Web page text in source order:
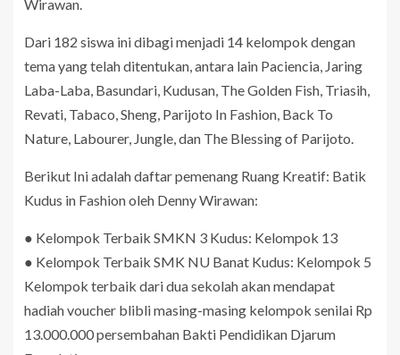
Wirawan.
Dari 182 siswa ini dibagi menjadi 14 kelompok dengan
tema yang telah ditentukan, antara lain Paciencia, Jaring
Laba-Laba, Basundari, Kudusan, The Golden Fish, Triasih,
Revati, Tabaco, Sheng, Parijoto In Fashion, Back To
Nature, Labourer, Jungle, dan The Blessing of Parijoto.
Berikut Ini adalah daftar pemenang Ruang Kreatif: Batik
Kudus in Fashion oleh Denny Wirawan:
● Kelompok Terbaik SMKN 3 Kudus: Kelompok 13
● Kelompok Terbaik SMK NU Banat Kudus: Kelompok 5
Kelompok terbaik dari dua sekolah akan mendapat
hadiah voucher blibli masing-masing kelompok senilai Rp
13.000.000 persembahan Bakti Pendidikan Djarum